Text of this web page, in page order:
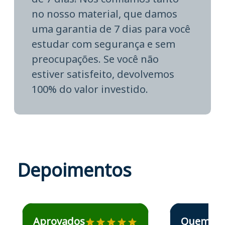
no nosso material, que damos
uma garantia de 7 dias para você
estudar com segurança e sem
preocupações. Se você não
estiver satisfeito, devolvemos
100% do valor investido.
Depoimentos
Estudante José recomenda o Aprova Concursos em
Aprovados
Estudante Elais
Quem